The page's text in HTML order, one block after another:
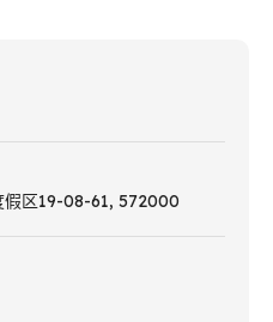
假区19-08-61, 572000